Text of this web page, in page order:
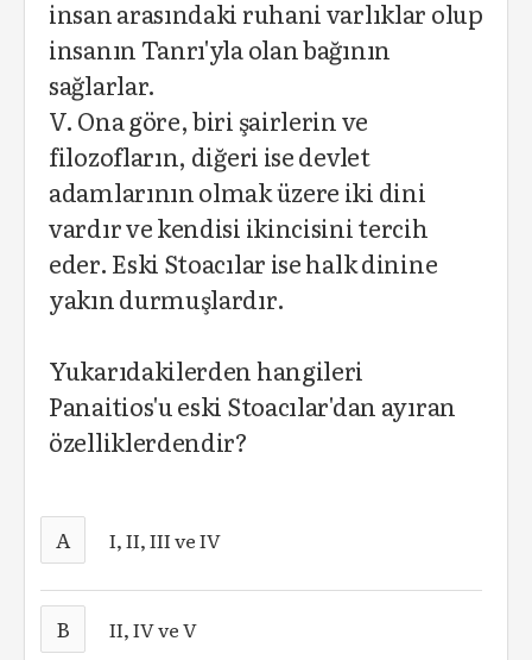
insan arasındaki ruhani varlıklar olup
insanın Tanrı'yla olan bağının
sağlarlar.
V. Ona göre, biri şairlerin ve
filozofların, diğeri ise devlet
adamlarının olmak üzere iki dini
vardır ve kendisi ikincisini tercih
eder. Eski Stoacılar ise halk dinine
yakın durmuşlardır.
Yukarıdakilerden hangileri
Panaitios'u eski Stoacılar'dan ayıran
özelliklerdendir?
A I, II, III ve IV
B II, IV ve V